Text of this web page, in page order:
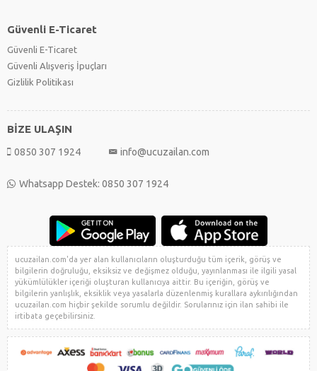
Güvenli E-Ticaret
Güvenli E-Ticaret
Güvenli Alışveriş İpuçları
Gizlilik Politikası
BİZE ULAŞIN
0850 307 1924 info@ucuzailan.com
Whatsapp Destek: 0850 307 1924
ucuzailan.com'da yer alan kullanıcıların oluşturduğu tüm içerik, görüş ve
bilgilerin doğruluğu, eksiksiz ve değişmez olduğu, yayınlanması ile ilgili yasal
yükümlülükler içeriği oluşturan kullanıcıya aittir. Bu içeriğin, görüş ve
bilgilerin yanlışlık, eksiklik veya yasalarla düzenlenmiş kurallara aykırılığından
ucuzailan.com hiçbir şekilde sorumlu değildir. Sorularınız için ilan sahibi ile
irtibata geçebilirsiniz.